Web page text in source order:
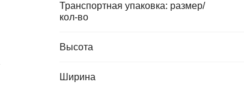
Транспортная упаковка: размер/
кол-во
Высота
Ширина